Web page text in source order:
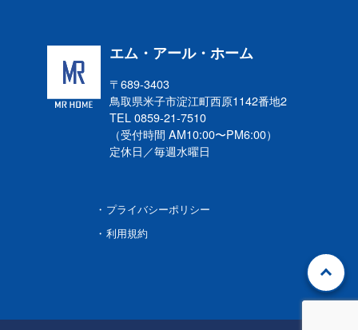
エム・アール・ホーム
〒689-3403
鳥取県米子市淀江町西原1142番地2
TEL 0859-21-7510
（受付時間 AM10:00〜PM6:00）
定休日／毎週水曜日
プライバシーポリシー
利用規約